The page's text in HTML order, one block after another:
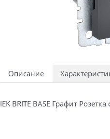
Описание
IEK BRITE BASE Графит